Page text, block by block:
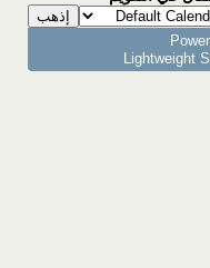
Lightweight